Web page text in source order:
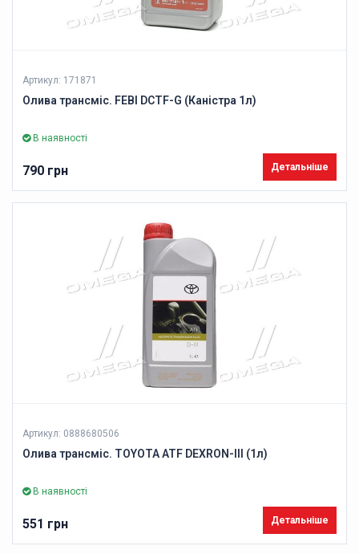
Артикул: 171871
Олива трансміс. FEBI DCTF-G (Каністра 1л)
В наявності
790 грн Детальніше
Артикул: 0888680506
Олива трансміс. TOYOTA ATF DEXRON-III (1л)
В наявності
551 грн Детальніше